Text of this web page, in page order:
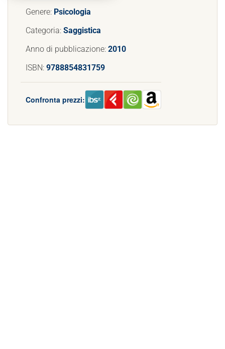
Genere: Psicologia
Categoria: Saggistica
Anno di pubblicazione: 2010
ISBN: 9788854831759
Confronta prezzi: